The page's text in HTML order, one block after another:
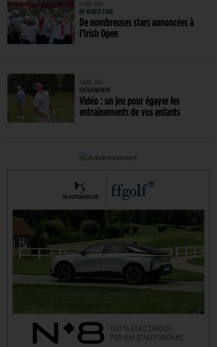
6 AOÛT. 2026
DP WORLD TOUR
De nombreuses stars annoncées à
l’Irish Open
5 AOÛT. 2026
ENTRAÎNEMENT
Vidéo : un jeu pour égayer les
entraînements de vos enfants